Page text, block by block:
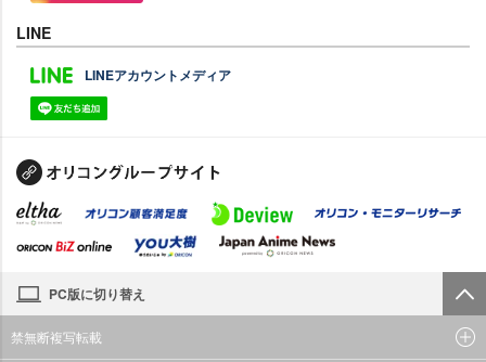
LINE
LINEアカウントメディア
PC版に切り替え
禁無断複写転載